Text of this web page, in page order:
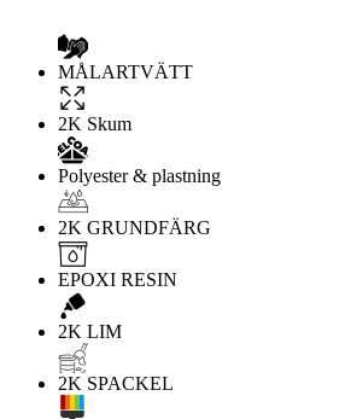
MÅLARTVÄTT
2K Skum
Polyester & plastning
2K GRUNDFÄRG
EPOXI RESIN
2K LIM
2K SPACKEL